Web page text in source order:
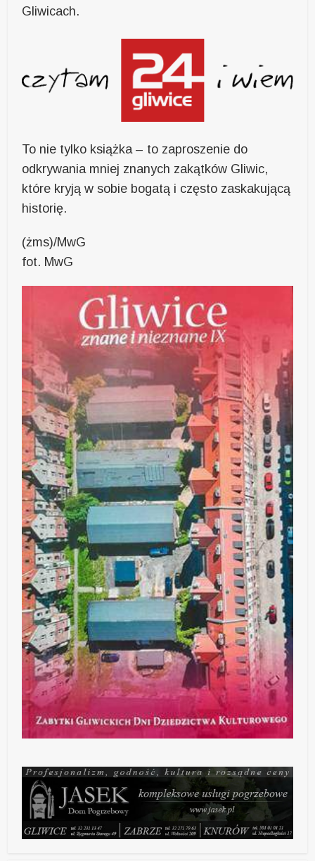
Gliwicach.
To nie tylko książka – to zaproszenie do
odkrywania mniej znanych zakątków Gliwic,
które kryją w sobie bogatą i często zaskakującą
historię.
(żms)/MwG
fot. MwG